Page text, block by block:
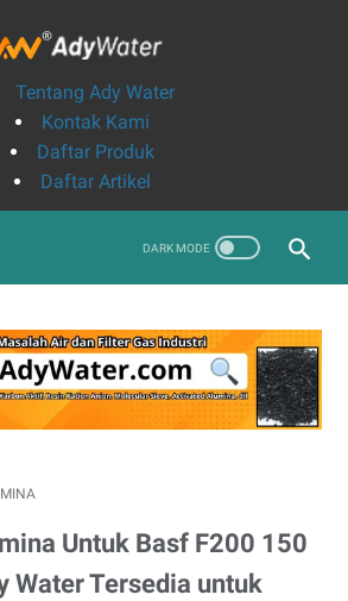
Tentang Ady Water
Kontak Kami
Daftar Produk
Daftar Artikel
Untuk Basf F200 150
Water Tersedia untuk